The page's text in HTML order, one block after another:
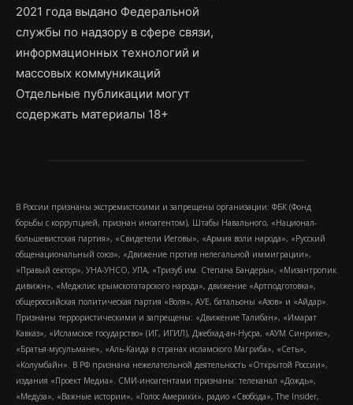
2021 года выдано Федеральной
службы по надзору в сфере связи,
информационных технологий и
массовых коммуникаций
Отдельные публикации могут
содержать материалы 18+
В России признаны экстремистскими и запрещены организации: ФБК (Фонд
борьбы с коррупцией, признан иноагентом), Штабы Навального, «Национал-
большевистская партия», «Свидетели Иеговы», «Армия воли народа», «Русский
общенациональный союз», «Движение против нелегальной иммиграции»,
«Правый сектор», УНА-УНСО, УПА, «Тризуб им. Степана Бандеры», «Мизантропик
дивижн», «Меджлис крымскотатарского народа», движение «Артподготовка»,
общероссийская политическая партия «Воля», АУЕ, батальоны «Азов» и «Айдар».
Признаны террористическими и запрещены: «Движение Талибан», «Имарат
Кавказ», «Исламское государство» (ИГ, ИГИЛ), Джебхад-ан-Нусра, «АУМ Синрике»,
«Братья-мусульмане», «Аль-Каида в странах исламского Магриба», «Сеть»,
«Колумбайн». В РФ признана нежелательной деятельность «Открытой России»,
издания «Проект Медиа». СМИ-иноагентами признаны: телеканал «Дождь»,
«Медуза», «Важные истории», «Голос Америки», радио «Свобода», The Insider,